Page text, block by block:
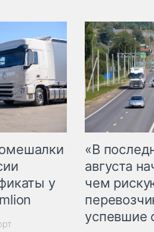
у
«В
августа
чем
успевшие